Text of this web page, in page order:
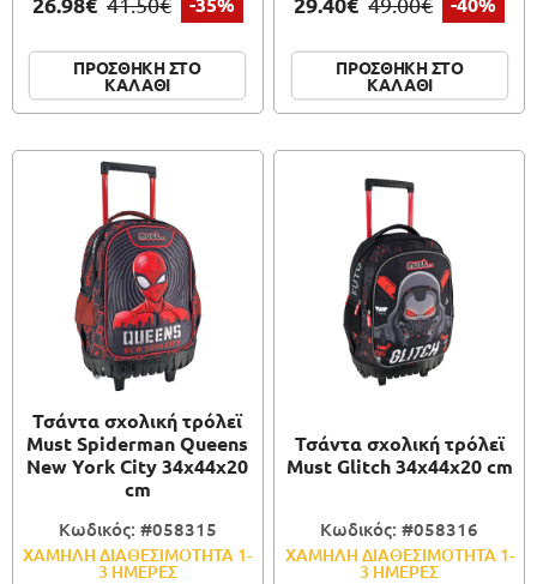
ΠΡΟΣΘΗΚΗ ΣΤΟ
ΚΑΛΑΘΙ
ΠΡΟΣΘΗΚΗ ΣΤΟ
ΚΑΛΑΘΙ
Τσάντα σχολική τρόλεϊ
Must Spiderman Queens
New York City 34x44x20
cm
Κωδικός: #058315
ΧΑΜΗΛΗ ΔΙΑΘΕΣΙΜΟΤΗΤΑ 1-
3 ΗΜΕΡΕΣ
Τσάντα σχολική τρόλεϊ
Must Glitch 34x44x20 cm
Κωδικός: #058316
ΧΑΜΗΛΗ ΔΙΑΘΕΣΙΜΟΤΗΤΑ 1-
3 ΗΜΕΡΕΣ